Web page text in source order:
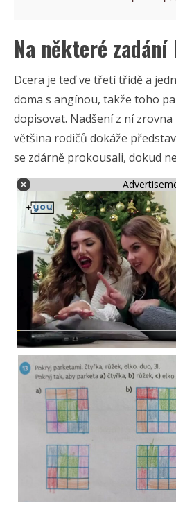
Na některé
Dcera je teď ve třetí třídě a
doma s angínou, takže toho
dopisovat. Nadšení z ní
většina rodičů dokáže
se zdárně prokousali, dokud